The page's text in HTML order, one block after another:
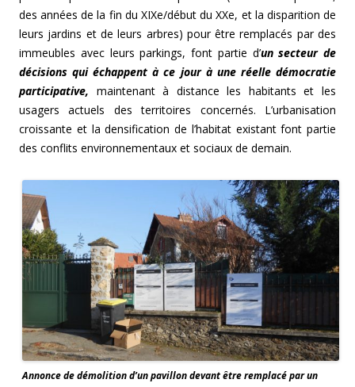
des années de la fin du XIXe/début du XXe, et la disparition de
leurs jardins et de leurs arbres) pour être remplacés par des
immeubles avec leurs parkings, font partie d’un secteur de
décisions qui échappent à ce jour à une réelle démocratie
participative, maintenant à distance les habitants et les
usagers actuels des territoires concernés. L’urbanisation
croissante et la densification de l’habitat existant font partie
des conflits environnementaux et sociaux de demain.
Annonce de démolition d’un pavillon devant être remplacé par un